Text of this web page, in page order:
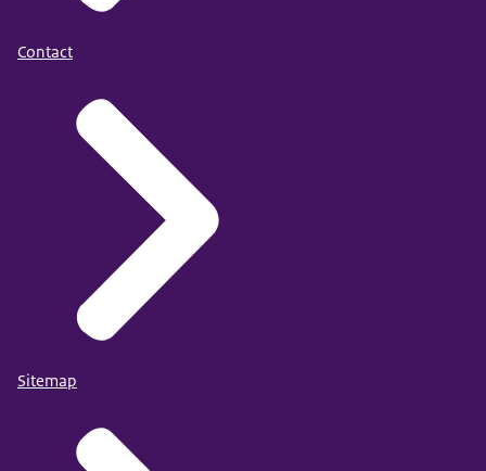
Contact
Sitemap